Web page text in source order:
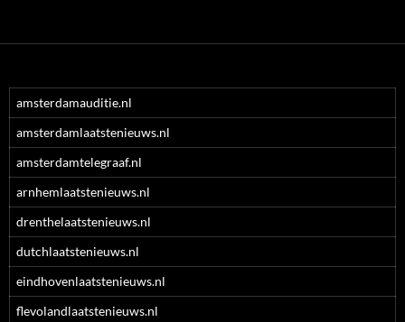
amsterdamauditie.nl
amsterdamlaatstenieuws.nl
amsterdamtelegraaf.nl
arnhemlaatstenieuws.nl
drenthelaatstenieuws.nl
dutchlaatstenieuws.nl
eindhovenlaatstenieuws.nl
flevolandlaatstenieuws.nl